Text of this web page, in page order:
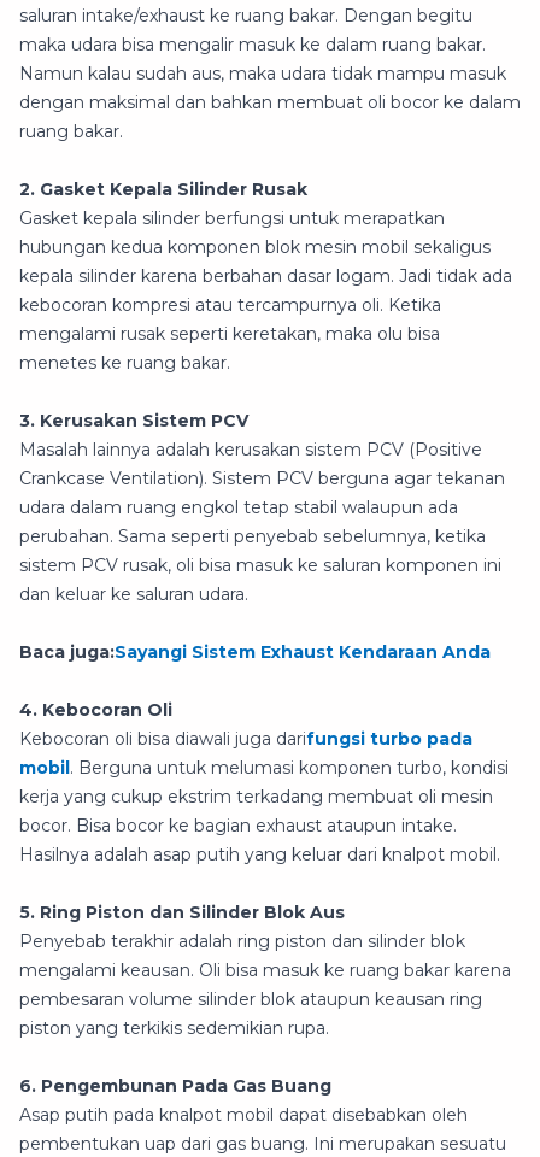
saluran intake/exhaust ke ruang bakar. Dengan begitu
maka udara bisa mengalir masuk ke dalam ruang bakar.
Namun kalau sudah aus, maka udara tidak mampu masuk
dengan maksimal dan bahkan membuat oli bocor ke dalam
ruang bakar.
2. Gasket Kepala Silinder Rusak
Gasket kepala silinder berfungsi untuk merapatkan
hubungan kedua komponen blok mesin mobil sekaligus
kepala silinder karena berbahan dasar logam. Jadi tidak ada
kebocoran kompresi atau tercampurnya oli. Ketika
mengalami rusak seperti keretakan, maka olu bisa
menetes ke ruang bakar.
3. Kerusakan Sistem PCV
Masalah lainnya adalah kerusakan sistem PCV (Positive
Crankcase Ventilation). Sistem PCV berguna agar tekanan
udara dalam ruang engkol tetap stabil walaupun ada
perubahan. Sama seperti penyebab sebelumnya, ketika
sistem PCV rusak, oli bisa masuk ke saluran komponen ini
dan keluar ke saluran udara.
Baca juga:Sayangi Sistem Exhaust Kendaraan Anda
4. Kebocoran Oli
Kebocoran oli bisa diawali juga darifungsi turbo pada
mobil . Berguna untuk melumasi komponen turbo, kondisi
kerja yang cukup ekstrim terkadang membuat oli mesin
bocor. Bisa bocor ke bagian exhaust ataupun intake.
Hasilnya adalah asap putih yang keluar dari knalpot mobil.
5. Ring Piston dan Silinder Blok Aus
Penyebab terakhir adalah ring piston dan silinder blok
mengalami keausan. Oli bisa masuk ke ruang bakar karena
pembesaran volume silinder blok ataupun keausan ring
piston yang terkikis sedemikian rupa.
6. Pengembunan Pada Gas Buang
Asap putih pada knalpot mobil dapat disebabkan oleh
pembentukan uap dari gas buang. Ini merupakan sesuatu